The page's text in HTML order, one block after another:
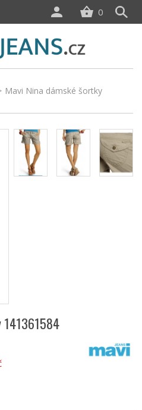
Mavi Nina dámské šortky
141361584
0